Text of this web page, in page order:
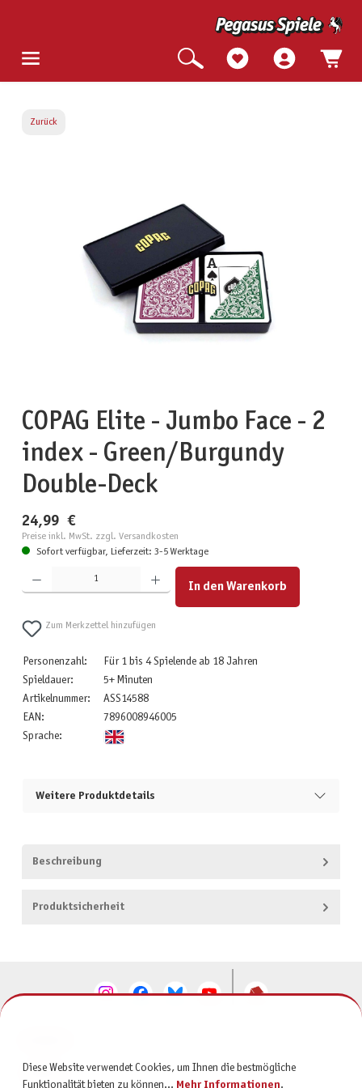
Zurück
COPAG Elite - Jumbo Face - 2
index - Green/Burgundy
Double-Deck
24,99 €
Preise inkl. MwSt. zzgl. Versandkosten
Sofort verfügbar, Lieferzeit: 3-5 Werktage
Produkt Anzahl: Gib den gewünschten Wert ein oder benutze die Schaltflächen um die Anzahl zu
In den Warenkorb
Zum Merkzettel hinzufügen
Personenzahl:
Für 1 bis 4 Spielende ab 18 Jahren
Spieldauer:
5+ Minuten
Artikelnummer:
ASS14588
EAN:
7896008946005
Sprache:
Weitere Produktdetails
Beschreibung
Produktsicherheit
SERVICE
Diese Website verwendet Cookies, um Ihnen die bestmögliche
Funktionalität bieten zu können... Mehr Informationen.